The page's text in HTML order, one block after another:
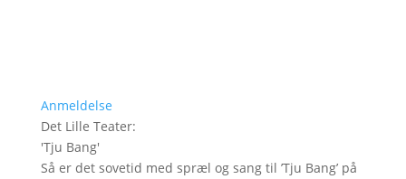
Anmeldelse
Det Lille Teater:
'Tju Bang'
Så er det sovetid med spræl og sang til ’Tju Bang’ på